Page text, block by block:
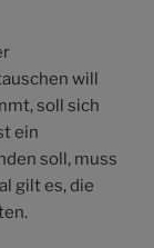
will
soll sich
ein
soll, muss
gilt es, die